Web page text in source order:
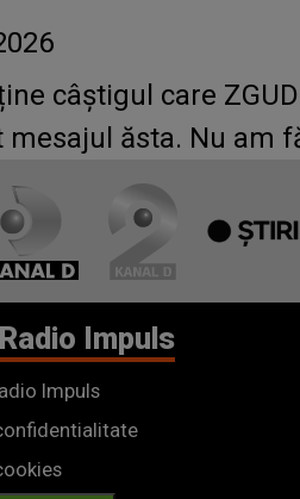
câștigul care
ăsta. Nu am
Impuls
Impuls